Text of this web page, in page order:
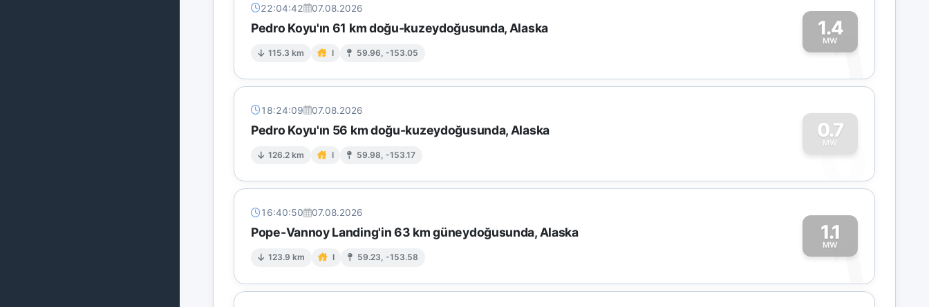
22:04:42 07.08.2026
Pedro Koyu'ın 61 km doğu-kuzeydoğusunda, Alaska
115.3 km I 59.96, -153.05
1.4
MW
1
18:24:09 07.08.2026
Pedro Koyu'ın 56 km doğu-kuzeydoğusunda, Alaska
126.2 km I 59.98, -153.17
0.7
MW
0
16:40:50 07.08.2026
Pope-Vannoy Landing'in 63 km güneydoğusunda, Alaska
123.9 km I 59.23, -153.58
1.1
MW
1